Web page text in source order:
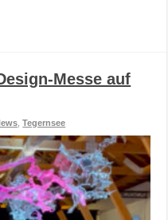
Messe auf
,Tegernsee